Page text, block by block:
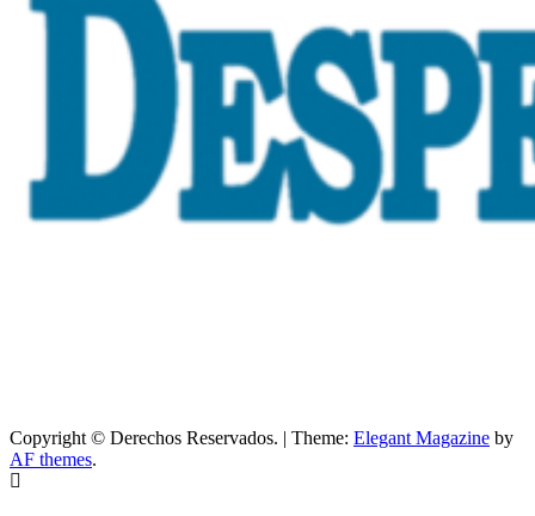
Copyright © Derechos Reservados. | Theme: Elegant Magazine by
AF themes.